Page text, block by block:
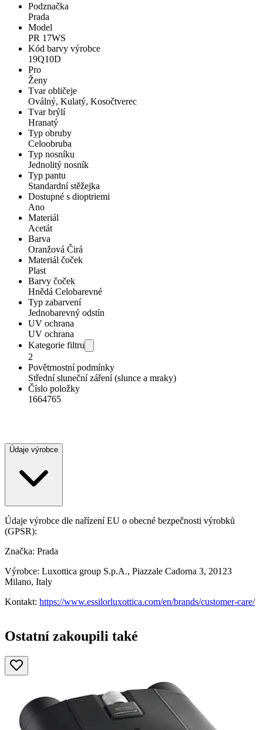
Podznačka
Prada
Model
PR 17WS
Kód barvy výrobce
19Q10D
Pro
Ženy
Tvar obličeje
Oválný, Kulatý, Kosočtverec
Tvar brýlí
Hranatý
Typ obruby
Celoobruba
Typ nosníku
Jednolitý nosník
Typ pantu
Standardní stěžejka
Dostupné s dioptriemi
Ano
Materiál
Acetát
Barva
Oranžová Čirá
Materiál čoček
Plast
Barvy čoček
Hnědá Celobarevné
Typ zabarvení
Jednobarevný odstín
UV ochrana
UV ochrana
Kategorie filtru
2
Povětrnostní podmínky
Střední sluneční záření (slunce a mraky)
Číslo položky
1664765
Údaje výrobce
Údaje výrobce dle nařízení EU o obecné bezpečnosti výrobků
(GPSR):
Značka: Prada
Výrobce: Luxottica group S.p.A., Piazzale Cadorna 3, 20123
Milano, Italy
Kontakt: https://www.essilorluxottica.com/en/brands/customer-care/
Ostatní zakoupili také